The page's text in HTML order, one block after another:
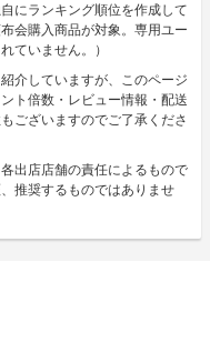
にランキング順位を作成して
会購入商品が対象。専用ユー
ていません。）
介していますが、このページ
ト倍数・レビュー情報・配送
ございますのでご了承くださ
出店店舗の責任によるもので
推奨するものではありませ